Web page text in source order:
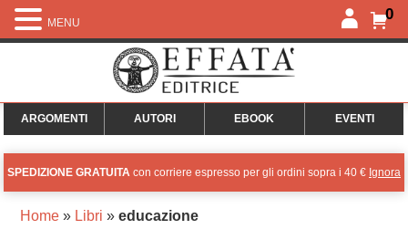
0
ARGOMENTI AUTORI EBOOK EVENTI
SPEDIZIONE GRATUITA con corriere espresso per gli ordini sopra i 40 € Ignora
Home» Libri » educazione
MENU